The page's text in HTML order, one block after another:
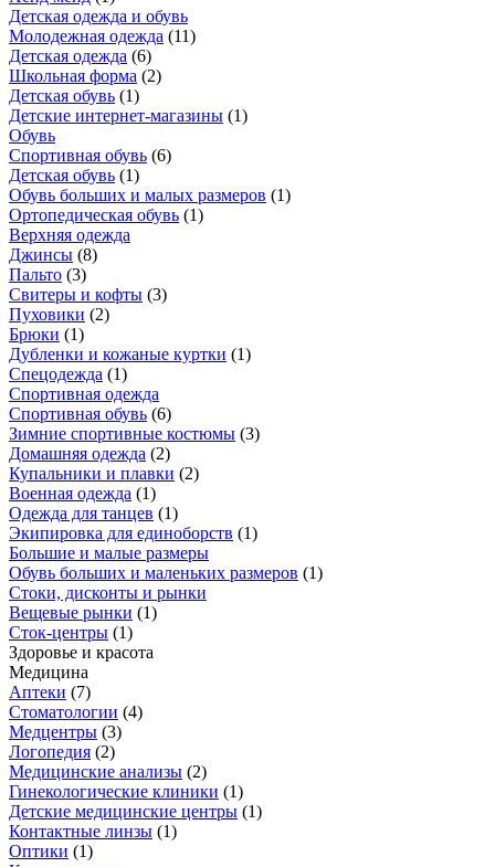
Детская одежда и обувь
Молодежная одежда (11)
Детская одежда (6)
Школьная форма (2)
Детская обувь (1)
Детские интернет-магазины (1)
Обувь
Спортивная обувь (6)
Детская обувь (1)
Обувь больших и малых размеров (1)
Ортопедическая обувь (1)
Верхняя одежда
Джинсы (8)
Пальто (3)
Свитеры и кофты (3)
Пуховики (2)
Брюки (1)
Дубленки и кожаные куртки (1)
Спецодежда (1)
Спортивная одежда
Спортивная обувь (6)
Зимние спортивные костюмы (3)
Домашняя одежда (2)
Купальники и плавки (2)
Военная одежда (1)
Одежда для танцев (1)
Экипировка для единоборств (1)
Большие и малые размеры
Обувь больших и маленьких размеров (1)
Стоки, дисконты и рынки
Вещевые рынки (1)
Сток-центры (1)
Здоровье и красота
Медицина
Аптеки (7)
Стоматологии (4)
Медцентры (3)
Логопедия (2)
Медицинские анализы (2)
Гинекологические клиники (1)
Детские медицинские центры (1)
Контактные линзы (1)
Оптики (1)